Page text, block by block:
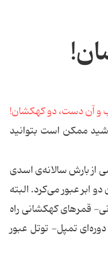
ممکن است بتوانید
بخشی از بارش سالانه‌ی اسدی
ابر عبور می‌کرد. البته
قمر‌های کهکشانی راه
دنباله‌دار دوره‌ای تمپل- توتل عبور